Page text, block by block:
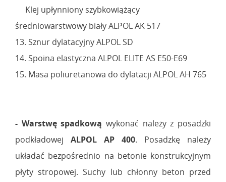
Klej upłynniony szybkowiążący
średniowarstwowy biały ALPOL AK 517
13. Sznur dylatacyjny ALPOL SD
14. Spoina elastyczna ALPOL ELITE AS E50-E69
15. Masa poliuretanowa do dylatacji ALPOL AH 765
- Warstwę spadkową wykonać należy z posadzki
podkładowej ALPOL AP 400. Posadzkę należy
układać bezpośrednio na betonie konstrukcyjnym
płyty stropowej. Suchy lub chłonny beton przed